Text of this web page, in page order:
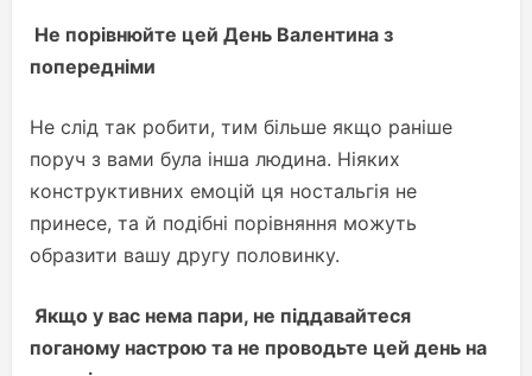
Не порівнюйте цей День Валентина з
попередніми
Не слід так робити, тим більше якщо раніше
поруч з вами була інша людина. Ніяких
конструктивних емоцій ця ностальгія не
принесе, та й подібні порівняння можуть
образити вашу другу половинку.
Якщо у вас нема пари, не піддавайтеся
поганому настрою та не проводьте цей день на